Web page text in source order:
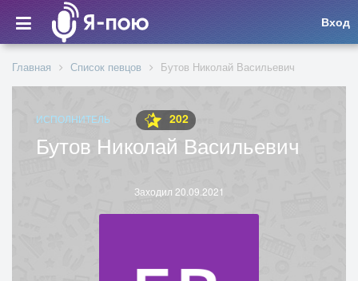
Вход
Главная Список певцов Бутов Николай Васильевич
ИСПОЛНИТЕЛЬ 202
Бутов Николай Васильевич
Заходил 20.09.2021